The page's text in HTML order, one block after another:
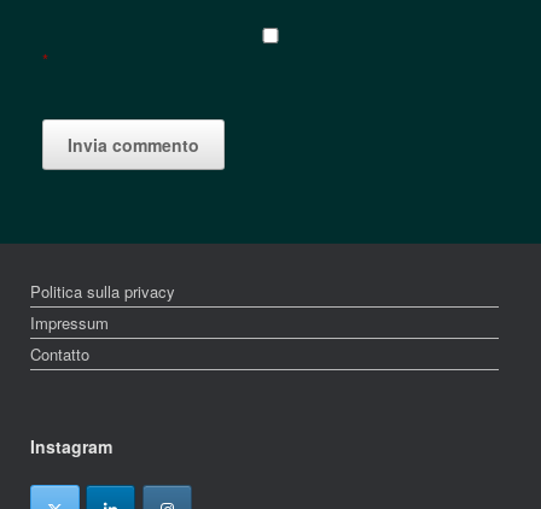
*
Politica sulla privacy
Impressum
Contatto
Instagram